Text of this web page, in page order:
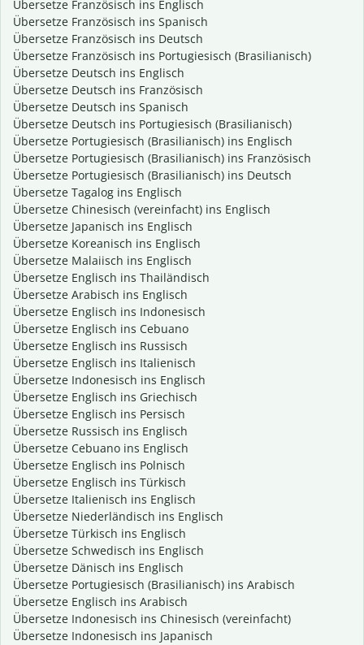
Übersetze Französisch ins Englisch
Übersetze Französisch ins Spanisch
Übersetze Französisch ins Deutsch
Übersetze Französisch ins Portugiesisch (Brasilianisch)
Übersetze Deutsch ins Englisch
Übersetze Deutsch ins Französisch
Übersetze Deutsch ins Spanisch
Übersetze Deutsch ins Portugiesisch (Brasilianisch)
Übersetze Portugiesisch (Brasilianisch) ins Englisch
Übersetze Portugiesisch (Brasilianisch) ins Französisch
Übersetze Portugiesisch (Brasilianisch) ins Deutsch
Übersetze Tagalog ins Englisch
Übersetze Chinesisch (vereinfacht) ins Englisch
Übersetze Japanisch ins Englisch
Übersetze Koreanisch ins Englisch
Übersetze Malaiisch ins Englisch
Übersetze Englisch ins Thailändisch
Übersetze Arabisch ins Englisch
Übersetze Englisch ins Indonesisch
Übersetze Englisch ins Cebuano
Übersetze Englisch ins Russisch
Übersetze Englisch ins Italienisch
Übersetze Indonesisch ins Englisch
Übersetze Englisch ins Griechisch
Übersetze Englisch ins Persisch
Übersetze Russisch ins Englisch
Übersetze Cebuano ins Englisch
Übersetze Englisch ins Polnisch
Übersetze Englisch ins Türkisch
Übersetze Italienisch ins Englisch
Übersetze Niederländisch ins Englisch
Übersetze Türkisch ins Englisch
Übersetze Schwedisch ins Englisch
Übersetze Dänisch ins Englisch
Übersetze Portugiesisch (Brasilianisch) ins Arabisch
Übersetze Englisch ins Arabisch
Übersetze Indonesisch ins Chinesisch (vereinfacht)
Übersetze Indonesisch ins Japanisch